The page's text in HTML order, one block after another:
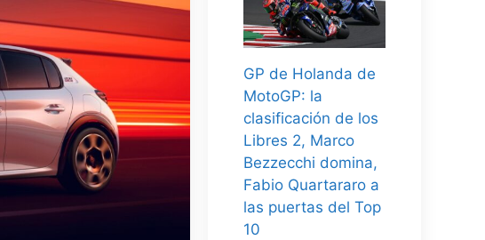
GP de Holanda de
MotoGP: la
clasificación de los
Libres 2, Marco
Bezzecchi domina,
Fabio Quartararo a
las puertas del Top
10